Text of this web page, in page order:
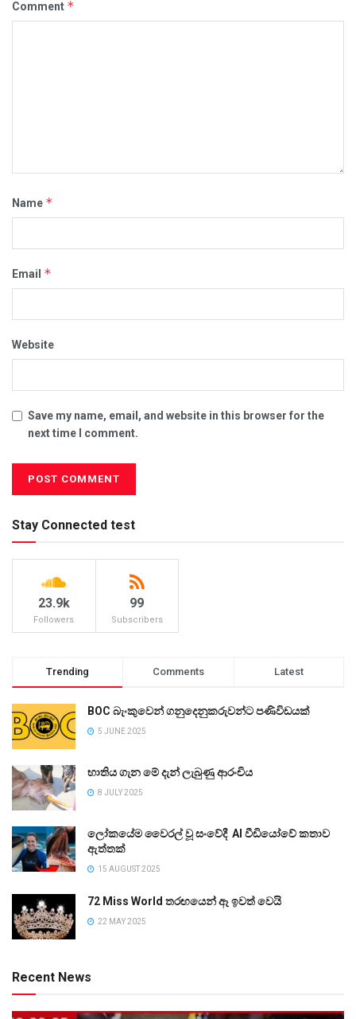
Comment *
Name *
Email *
Website
Save my name, email, and website in this browser for the
next time I comment.
Stay Connected test
23.9k
Followers
99
Subscribers
Trending Comments Latest
BOC බැංකුවෙන් ගනුදෙනුකරුවන්ට පණිවිඩයක්
5 JUNE 2025
භාතිය ගැන මේ දැන් ලැබුණු ආරංචිය
8 JULY 2025
ලෝකයේම වෛරල් වූ සංවේදී AI වීඩියෝවේ කතාව
ඇත්තක්
15 AUGUST 2025
72 Miss World තරඟයෙන් ඈ ඉවත් වෙයි
22 MAY 2025
Recent News